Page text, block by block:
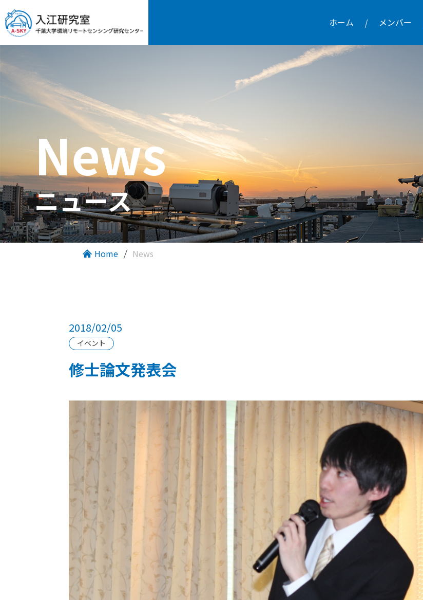
ホーム メンバー
News
ニュース
Home News
2018/02/05
イベント
修士論文発表会